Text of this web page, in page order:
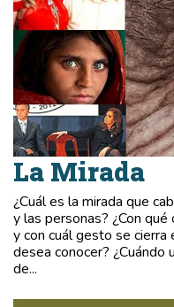
La Mirada
¿Cuál es la mirada que
y las personas? ¿Con
y con cuál gesto se
desea conocer? ¿Cuándo
de...